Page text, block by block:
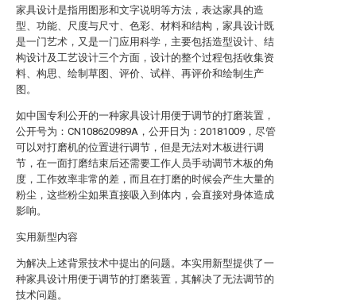
家具设计是指用图形和文字说明等方法，表达家具的造
型、功能、尺度与尺寸、色彩、材料和结构，家具设计既
是一门艺术，又是一门应用科学，主要包括造型设计、结
构设计及工艺设计三个方面，设计的整个过程包括收集资
料、构思、绘制草图、评价、试样、再评价和绘制生产
图。
如中国专利公开的一种家具设计用便于调节的打磨装置，
公开号为：CN108620989A，公开日为：20181009，尽管
可以对打磨机的位置进行调节，但是无法对木板进行调
节，在一面打磨结束后还需要工作人员手动调节木板的角
度，工作效率非常的差，而且在打磨的时候会产生大量的
粉尘，这些粉尘如果直接吸入到体内，会直接对身体造成
影响。
实用新型内容
为解决上述背景技术中提出的问题。本实用新型提供了一
种家具设计用便于调节的打磨装置，其解决了无法调节的
技术问题。